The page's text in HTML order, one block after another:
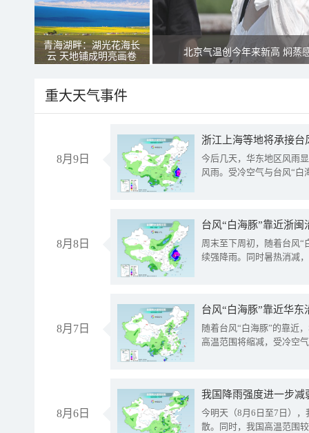
青海湖畔：湖光花海长
云 天地铺成明亮画卷
北京气温创今年来新高 焖蒸
重大天气事件
8月9日
浙江上海等地将承接台
今后几天，华东地区风雨
风雨。受冷空气与台风“白
8月8日
台风“白海豚”靠近浙
周末至下周初，随着台风“
续强降雨。同时暑热消减
8月7日
台风“白海豚”靠近华
随着台风“白海豚”的靠近
高温范围将缩减，受冷空
8月6日
今明天（8月6日至7日）
散。同时，我国高温范围